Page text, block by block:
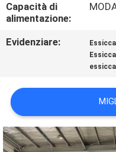
CASI
RICHIEDI UN
PREVENTIVO
NEWS
MAPPA
Capacità di
alimentazione:
Evidenziare: